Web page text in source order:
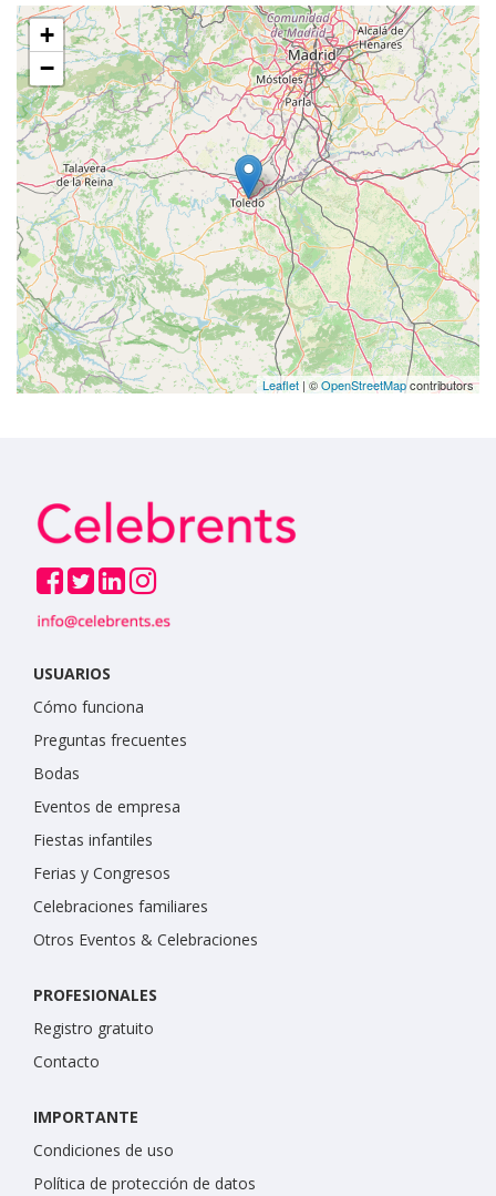
+
−
Leaflet | ©OpenStreetMapcontributors
USUARIOS
Cómo funciona
Preguntas frecuentes
Bodas
Eventos de empresa
Fiestas infantiles
Ferias y Congresos
Celebraciones familiares
Otros Eventos & Celebraciones
PROFESIONALES
Registro gratuito
Contacto
IMPORTANTE
Condiciones de uso
Política de protección de datos